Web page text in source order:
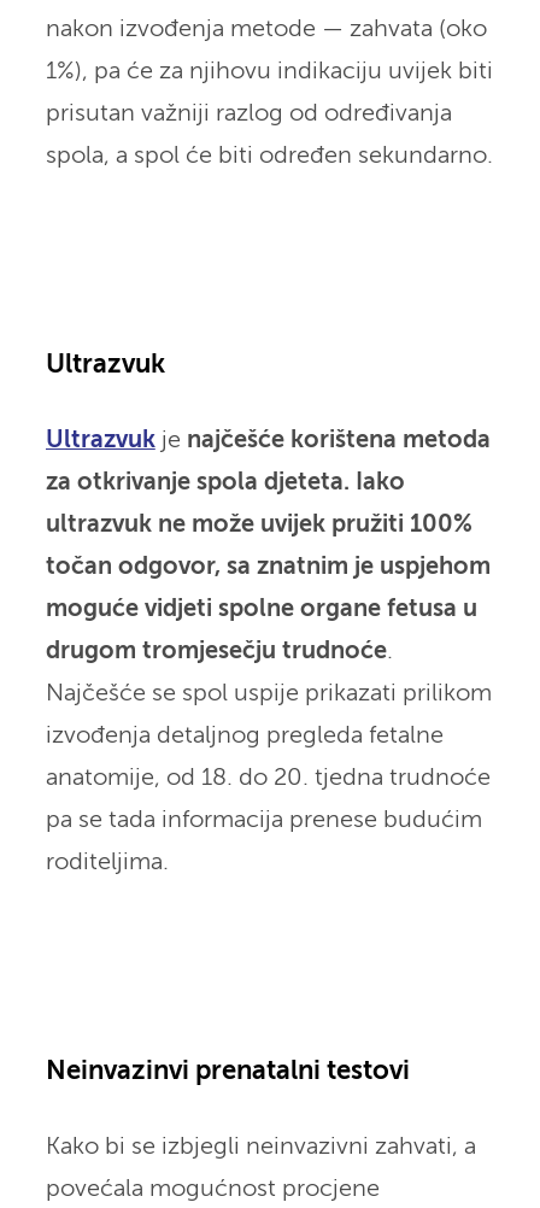
nakon izvođenja metode — zahvata (oko
1%), pa će za njihovu indikaciju uvijek biti
prisutan važniji razlog od određivanja
spola, a spol će biti određen sekundarno.
Ultrazvuk
Ultrazvuk je najčešće korištena metoda
za otkrivanje spola djeteta. Iako
ultrazvuk ne može uvijek pružiti 100%
točan odgovor, sa znatnim je uspjehom
moguće vidjeti spolne organe fetusa u
drugom tromjesečju trudnoće.
Najčešće se spol uspije prikazati prilikom
izvođenja detaljnog pregleda fetalne
anatomije, od 18. do 20. tjedna trudnoće
pa se tada informacija prenese budućim
roditeljima.
Neinvazinvi prenatalni testovi
Kako bi se izbjegli neinvazivni zahvati, a
povećala mogućnost procjene